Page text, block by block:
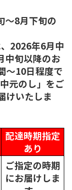
～8月下旬の
2026年6月中
中旬以降のお
～10日程度で
元のし」をご
けいたしま
配達時期指定
あり
ご指定の時期
にお届けしま